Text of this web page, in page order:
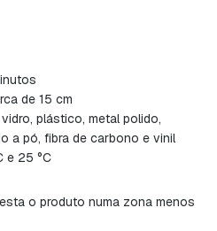
de 15 cm
plástico, metal polido,
a pó, fibra de carbono e vinil
e 25 °C
o produto numa zona menos